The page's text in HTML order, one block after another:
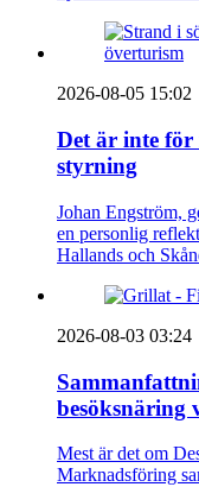
2026-08-05 15:02
Det är inte
styrning
Johan Engström,
en personlig
Hallands och
2026-08-03 03:24
besöksnäring
Mest är det om
Marknadsföring